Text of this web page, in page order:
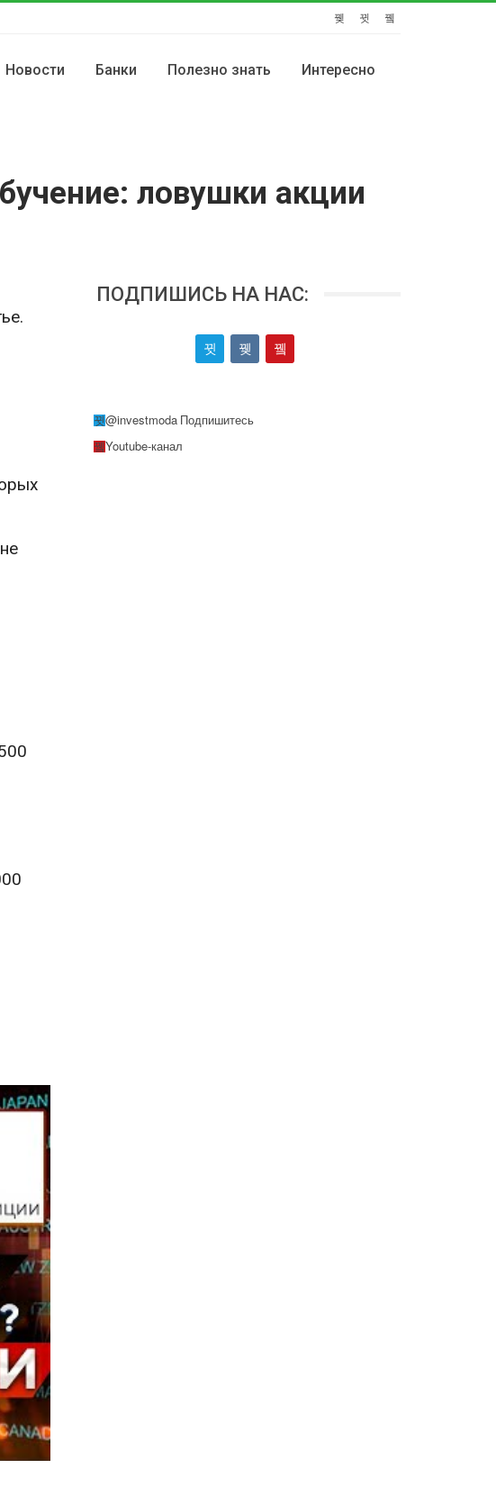
Новости Банки Полезно знать Интересно
ловушки акции
ПОДПИШИСЬ НА НАС:
@investmoda Подпишитесь
Youtube-канал